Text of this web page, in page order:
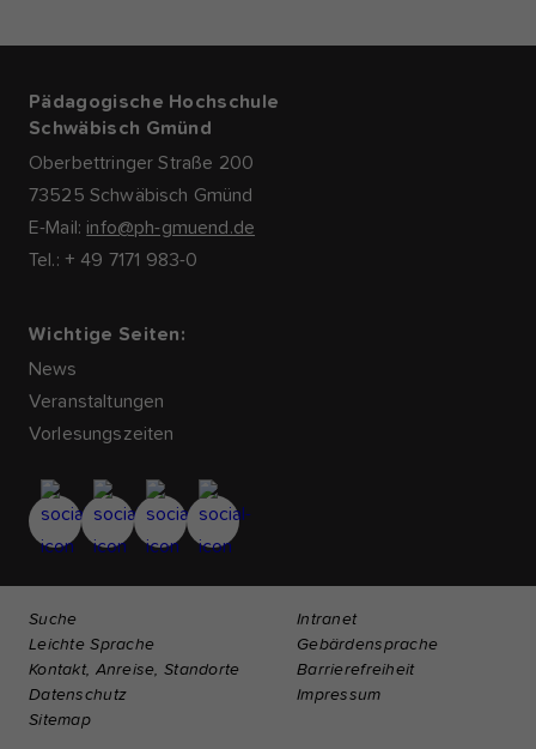
Pädagogische Hochschule
Schwäbisch Gmünd
Oberbettringer Straße 200
73525 Schwäbisch Gmünd
E-Mail: info@ph-gmuend.de
Tel.: + 49 7171 983-0
Wichtige Seiten:
News
Veranstaltungen
Vorlesungszeiten
Suche
Intranet
Leichte Sprache
Gebärdensprache
Kontakt, Anreise, Standorte
Barrierefreiheit
Datenschutz
Impressum
Sitemap